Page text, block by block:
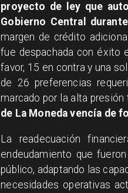
proyecto de ley que
Gobierno Central
margen de crédito
fue despachada con éxito
favor, 15 en contra y una
de 26 preferencias
marcado por la alta presión
de La Moneda vencía de
La readecuación
endeudamiento que
público, adaptando las
necesidades operativas